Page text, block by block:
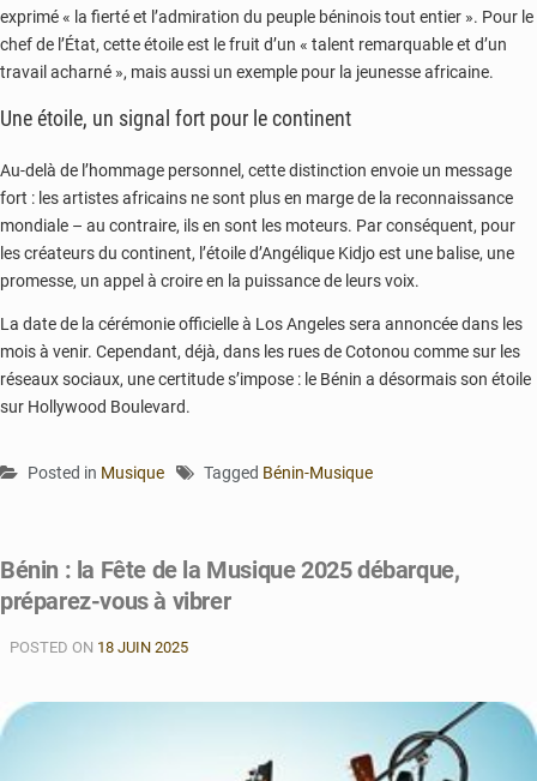
exprimé « la fierté et l’admiration du peuple béninois tout entier ». Pour le
chef de l’État, cette étoile est le fruit d’un « talent remarquable et d’un
travail acharné », mais aussi un exemple pour la jeunesse africaine.
Une étoile, un signal fort pour le continent
Au-delà de l’hommage personnel, cette distinction envoie un message
fort : les artistes africains ne sont plus en marge de la reconnaissance
mondiale – au contraire, ils en sont les moteurs. Par conséquent, pour
les créateurs du continent, l’étoile d’Angélique Kidjo est une balise, une
promesse, un appel à croire en la puissance de leurs voix.
La date de la cérémonie officielle à Los Angeles sera annoncée dans les
mois à venir. Cependant, déjà, dans les rues de Cotonou comme sur les
réseaux sociaux, une certitude s’impose : le Bénin a désormais son étoile
sur Hollywood Boulevard.
Posted in Musique Tagged Bénin-Musique
Bénin : la Fête de la Musique 2025 débarque,
préparez-vous à vibrer
POSTED ON 18 JUIN 2025